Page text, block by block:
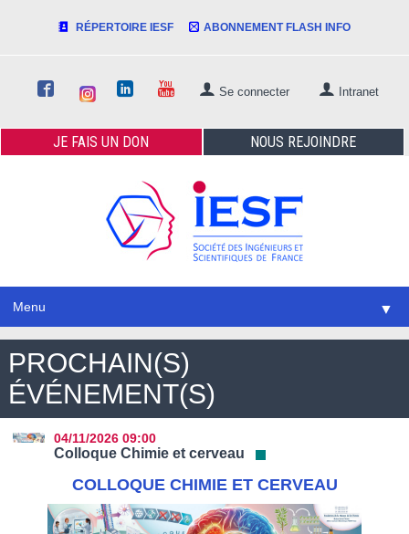
RÉPERTOIRE IESF ABONNEMENT FLASH INFO
Se connecter Intranet
JE FAISUN DON NOUS REJOINDRE
Menu ▼
PROCHAIN(S)
ÉVÉNEMENT(S)
04/11/2026 09:00
Colloque Chimie et cerveau
COLLOQUE CHIMIE ET CERVEAU